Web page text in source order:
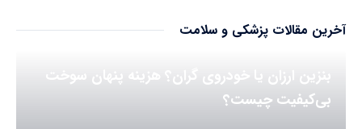
آخرین مقالات پزشکی و سلامت
بنزین ارزان یا خودروی گران؟ هزینه پنهان سوخت
بی‌کیفیت چیست؟